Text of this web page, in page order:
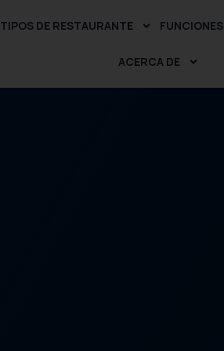
TIPOS DE RESTAURANTE FUNCIONES
ACERCA DE